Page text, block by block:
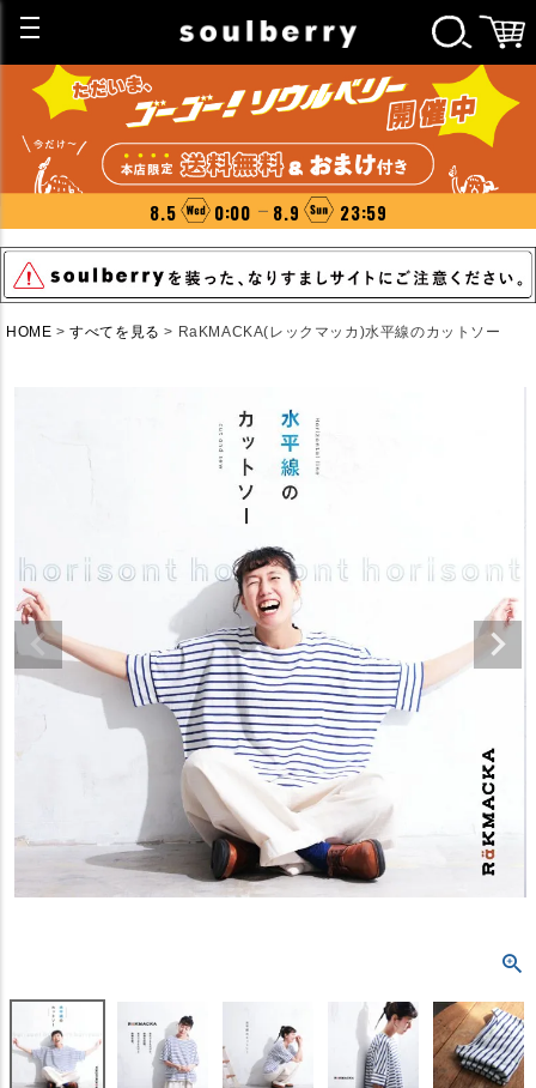
8.5 0:00 8.9 23:59
HOME すべてを見る RaKMACKA(レックマッカ)水平線のカットソー